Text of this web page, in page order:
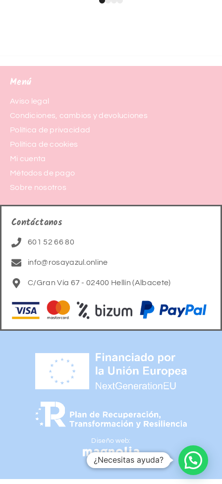
Menú
Aviso legal
Condiciones, cambios y devoluciones
Política de privacidad
Política de cookies
Mi cuenta
Métodos de pago
Sobre nosotros
Contáctanos
601 52 66 80
info@rosayazul.online
C/Gran Vía 67 - 02400 Hellín (Albacete)
Diseño web:
¿Necesitas ayuda?